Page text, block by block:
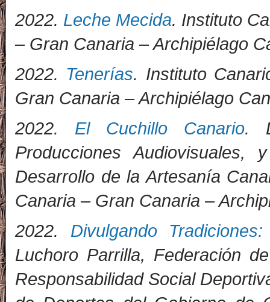
2022. Leche Mecida. Instituto
– Gran Canaria – Archipiélago
2022. Tenerías. Instituto
Gran Canaria – Archipiélago
2022. El Cuchillo Canario.
Producciones
Desarrollo de la Artesanía
Canaria – Gran Canaria –
2022. Divulgando
Luchoro Parrilla, Federación
Responsabilidad Social